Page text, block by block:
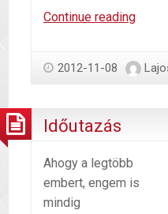
Continue readingNői
2012-11-08
Időutazás
Ahogy a legtöbb
embert, engem is
mindig